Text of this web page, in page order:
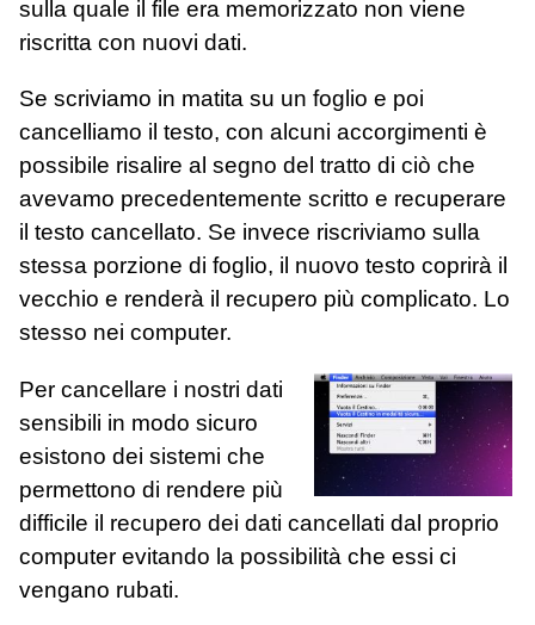
sulla quale il file era memorizzato non viene
riscritta con nuovi dati.
Se scriviamo in matita su un foglio e poi
cancelliamo il testo, con alcuni accorgimenti è
possibile risalire al segno del tratto di ciò che
avevamo precedentemente scritto e recuperare
il testo cancellato. Se invece riscriviamo sulla
stessa porzione di foglio, il nuovo testo coprirà il
vecchio e renderà il recupero più complicato. Lo
stesso nei computer.
Per cancellare i nostri dati
sensibili in modo sicuro
esistono dei sistemi che
permettono di rendere più
difficile il recupero dei dati cancellati dal proprio
computer evitando la possibilità che essi ci
vengano rubati.